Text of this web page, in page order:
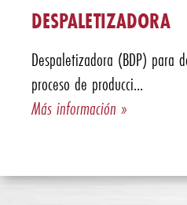
DESPALETIZADORA
Despaletizadora (BDP) para
proceso de producci...
Más información »